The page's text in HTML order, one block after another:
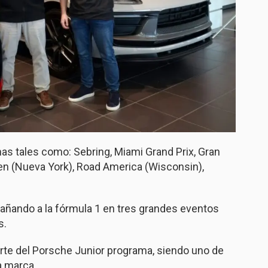
tales como: Sebring, Miami Grand Prix, Gran
(Nueva York), Road America (Wisconsin),
a la fórmula 1 en tres grandes eventos
del Porsche Junior programa, siendo uno de